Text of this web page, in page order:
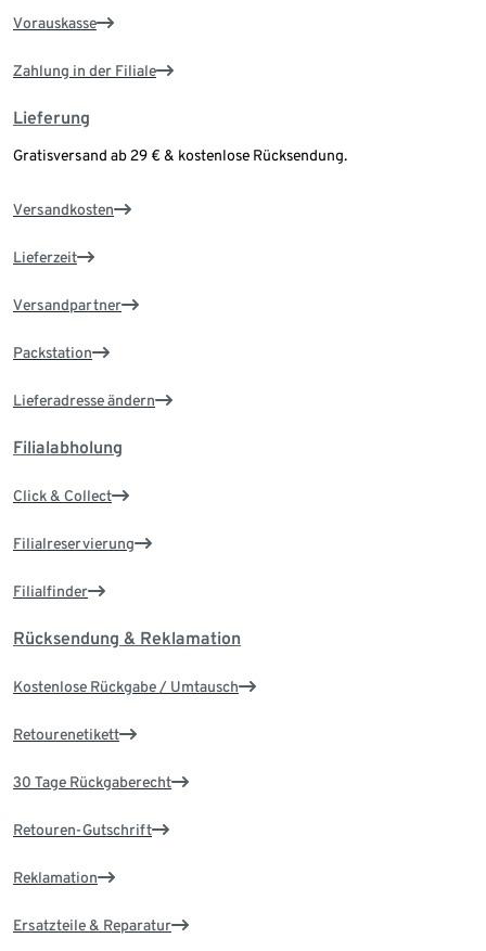
Vorauskasse
Zahlung in der Filiale
Lieferung
Gratisversand ab 29 € & kostenlose Rücksendung.
Versandkosten
Lieferzeit
Versandpartner
Packstation
Lieferadresse ändern
Filialabholung
Click & Collect
Filialreservierung
Filialfinder
Rücksendung & Reklamation
Kostenlose Rückgabe / Umtausch
Retourenetikett
30 Tage Rückgaberecht
Retouren-Gutschrift
Reklamation
Ersatzteile & Reparatur